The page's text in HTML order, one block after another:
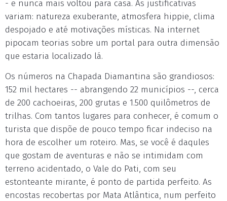
- e nunca mais voltou para casa. As justificativas
variam: natureza exuberante, atmosfera hippie, clima
despojado e até motivações místicas. Na internet
pipocam teorias sobre um portal para outra dimensão
que estaria localizado lá.
Os números na Chapada Diamantina são grandiosos:
152 mil hectares -- abrangendo 22 municípios --, cerca
de 200 cachoeiras, 200 grutas e 1.500 quilômetros de
trilhas. Com tantos lugares para conhecer, é comum o
turista que dispõe de pouco tempo ficar indeciso na
hora de escolher um roteiro. Mas, se você é daqules
que gostam de aventuras e não se intimidam com
terreno acidentado, o Vale do Pati, com seu
estonteante mirante, é ponto de partida perfeito. As
encostas recobertas por Mata Atlântica, num perfeito